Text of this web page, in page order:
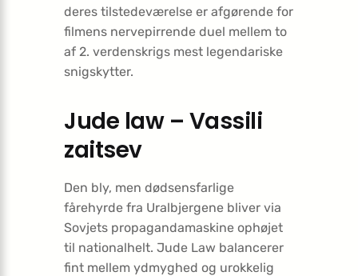
deres tilstedeværelse er afgørende for
filmens nervepirrende duel mellem to
af 2. verdenskrigs mest legendariske
snigskytter.
Jude law – Vassili
zaitsev
Den bly, men dødsensfarlige
fårehyrde fra Uralbjergene bliver via
Sovjets propagandamaskine ophøjet
til nationalhelt. Jude Law balancerer
fint mellem ydmyghed og urokkelig